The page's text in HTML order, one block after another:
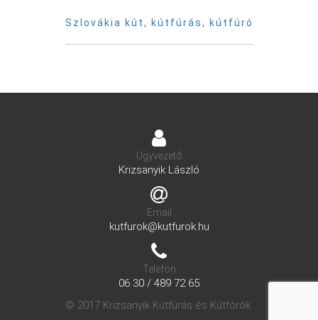
Szlovákia kút, kútfúrás, kútfúró
Ügyvezető
Krizsanyik László
Email
kutfurok@kutfurok.hu
Telefon
06 30 / 489 72 65
© 2017 Krizsanyik Kútfúrás és Kútfórók.